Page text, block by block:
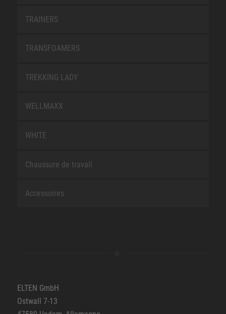
TRAINERS
TRANSFOAMERS
TREKKING LADY
WELLMAXX
WHITE
Chaussure de travail
Accessoires
ELTEN GmbH
Ostwall 7-13